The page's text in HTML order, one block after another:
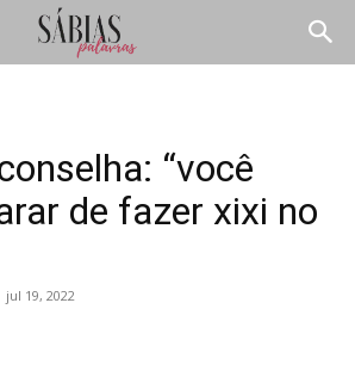
“você
de fazer xixi no
jul 19, 2022